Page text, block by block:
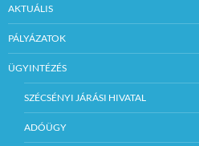
AKTUÁLIS
PÁLYÁZATOK
ÜGYINTÉZÉS
SZÉCSÉNYI JÁRÁSI HIVATAL
ADÓÜGY